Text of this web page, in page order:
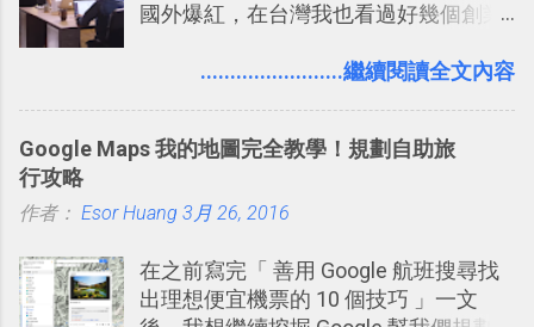
國外爆紅，在台灣我也看過好幾個創業
理，到底 Slack 有什麼魅力？它是不是
有機會在一個專案合作中使用了 Slack
點： 1. 「 很有趣 」： Slack 裡擁有跟
聊天打屁、傳送有趣影音圖文的功能。
2. 「 有效率 」：但是 Slack 的頻道、群
........................繼續閱讀全文內容
Google Maps 我的地圖完全教學！規劃自助旅
行攻略
作者： Esor Huang 3月 26, 2016
在之前寫完「 善用 Google 航班搜尋找
出理想便宜機票的 10 個技巧 」一文